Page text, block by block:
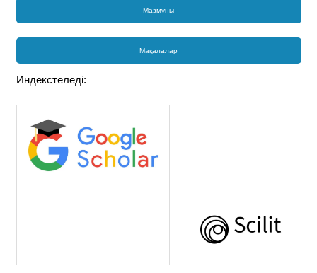
Мазмұны
Мақалалар
Индекстеледі: